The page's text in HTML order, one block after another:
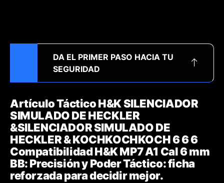
DA EL PRIMER PASO HACIA TU
SEGURIDAD
Artículo Táctico H&K SILENCIADOR
SIMULADO DE HECKLER
&SILENCIADOR SIMULADO DE
HECKLER & KOCHKOCHKOCH 6 6 6
Compatibilidad H&K MP7 A1 Cal 6 mm
BB: Precisión y Poder Táctico: ficha
reforzada para decidir mejor.